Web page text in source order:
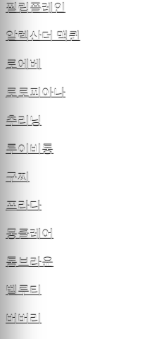
필립플레인
알렉산더 맥퀸
로에베
로로피아나
추리닝
루이비통
구찌
프라다
몽클레어
톰브라운
벨루티
버버리